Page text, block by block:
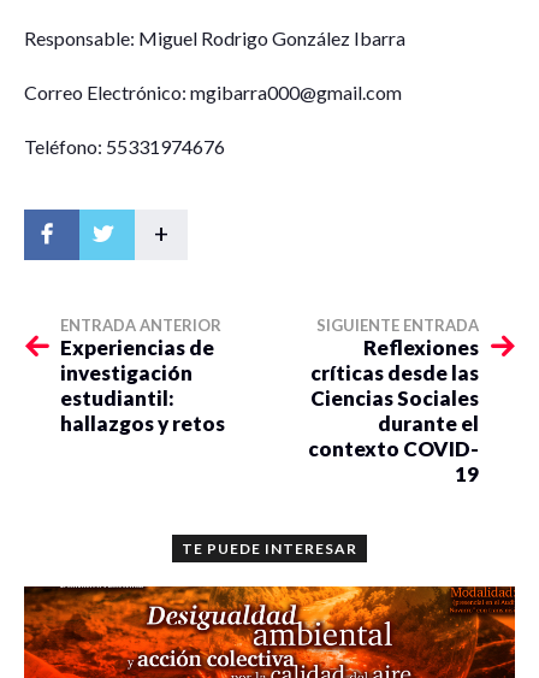
Responsable: Miguel Rodrigo González Ibarra
Correo Electrónico: mgibarra000@gmail.com
Teléfono: 55331974676
+
ENTRADA ANTERIOR
Experiencias de
investigación
estudiantil:
hallazgos y retos
SIGUIENTE ENTRADA
Reflexiones
críticas desde las
Ciencias Sociales
durante el
contexto COVID-
19
TE PUEDE INTERESAR